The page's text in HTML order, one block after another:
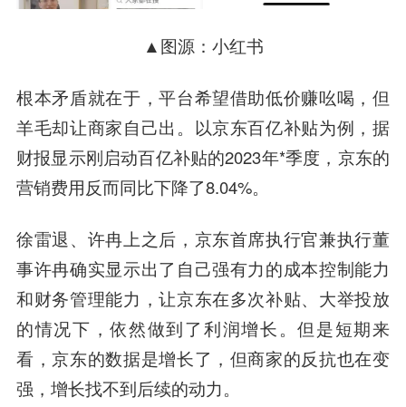
▲图源：小红书
根本矛盾就在于，平台希望借助低价赚吆喝，但
羊毛却让商家自己出。以京东百亿补贴为例，据
财报显示刚启动百亿补贴的2023年*季度，京东的
营销费用反而同比下降了8.04%。
徐雷退、许冉上之后， 京东首席执行官兼执行董
事许冉确实显示出了自己强有力的成本控制能力
和财务管理能力，让京东在多次补贴、大举投放
的情况下，依然做到了利润增长。但是短期来
看，京东的数据是增长了，但商家的反抗也在变
强，增长找不到后续的动力。